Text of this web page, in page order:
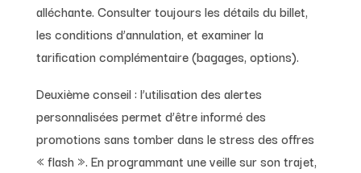
alléchante. Consulter toujours les détails du billet,
les conditions d’annulation, et examiner la
tarification complémentaire (bagages, options).
Deuxième conseil : l’utilisation des alertes
personnalisées permet d’être informé des
promotions sans tomber dans le stress des offres
« flash ». En programmant une veille sur son trajet,